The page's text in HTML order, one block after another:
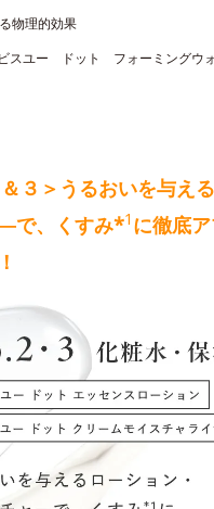
物理的効果
スユー ドット フォーミングウ
３＞うるおいを与え
で、くすみ*1 に徹底